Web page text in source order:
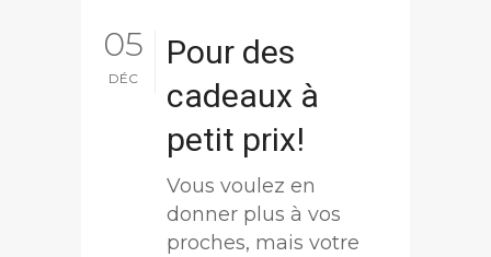
05
DÉC
Pour des
cadeaux à
petit prix!
Vous voulez en
donner plus à vos
proches, mais votre